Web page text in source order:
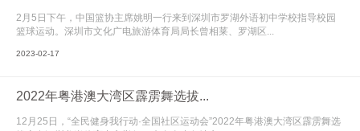
2月5日下午，中国篮协主席姚明一行来到深圳市罗湖外语初中学校指导校园
篮球运动。深圳市文化广电旅游体育局局长曾相莱、罗湖区...
2023-02-17
2022年粤港澳大湾区霹雳舞选拔...
12月25日，“全民健身我行动·全国社区运动会”2022年粤港澳大湾区霹雳舞选